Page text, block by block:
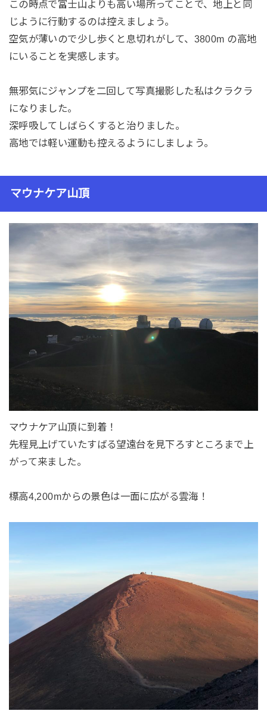
この時点で富士山よりも高い場所ってことで、地上と同
じように行動するのは控えましょう。
空気が薄いので少し歩くと息切れがして、3800m の高地
にいることを実感します。
無邪気にジャンプを二回して写真撮影した私はクラクラ
になりました。
深呼吸してしばらくすると治りました。
高地では軽い運動も控えるようにしましょう。
マウナケア山頂
マウナケア山頂に到着！
先程見上げていたすばる望遠台を見下ろすところまで上
がって来ました。
標高4,200mからの景色は一面に広がる雲海！